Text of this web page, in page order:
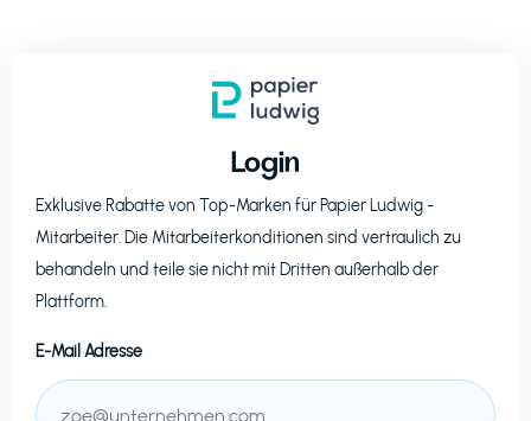
Login
Exklusive Rabatte von Top-Marken für Papier Ludwig-
Mitarbeiter. Die Mitarbeiterkonditionen sind vertraulich zu
behandeln und teile sie nicht mit Dritten außerhalb der
Plattform.
E-Mail Adresse